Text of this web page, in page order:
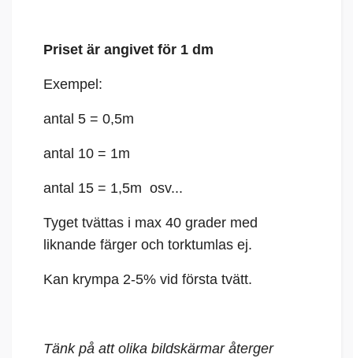
Priset är angivet för 1 dm
Exempel:
antal 5 = 0,5m
antal 10 = 1m
antal 15 = 1,5m osv...
Tyget tvättas i max 40 grader med
liknande färger och torktumlas ej.
Kan krympa 2-5% vid första tvätt.
Tänk på att olika bildskärmar återger